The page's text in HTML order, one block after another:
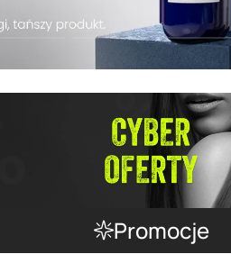
Promocje